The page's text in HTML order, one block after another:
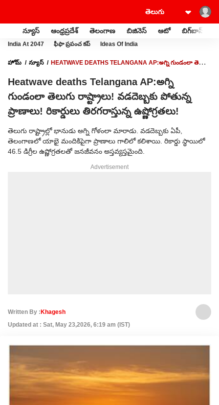
న్యూస్ ఆంధ్రప్రదేశ్ తెలంగాణ బిజినెస్ ఆటో బిగ్‌బాస్
India At 2047 ఫీఫా ప్రపంచ కప్ Ideas Of India
హోమ్ న్యూస్
HEATWAVE DEATHS TELANGANA AP:అగ్ని గుండంలా తెలుగు
Heatwave deaths Telangana AP:అగ్ని
గుండంలా తెలుగు రాష్ట్రాలు! వడదెబ్బకు పోతున్న
ప్రాణాలు! రికార్డులు తిరగరాస్తున్న ఉష్ణోగ్రతలు!
తెలుగు రాష్ట్రాల్లో భానుడు అగ్ని గోళంలా మారాడు. వడదెబ్బకు ఏపీ,
తెలంగాణలో యాభై మందికిపైగా ప్రాణాలు గాలిలో కలిశాయి. రికార్డు స్థాయిలో
46.5 డిగ్రీల ఉష్ణోగ్రతలతో జనజీవనం అస్తవ్యస్తమైంది.
Advertisement
Written By : Khagesh
Updated at : Sat, May 23,2026, 6:19 am (IST)